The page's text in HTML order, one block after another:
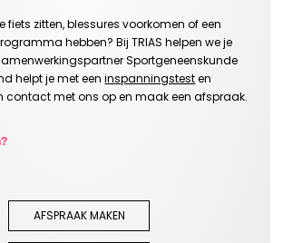
fiets zitten, blessures voorkomen of een
hebben? Bij TRIAS helpen we je
Sportgeneenskunde
helpt je met eeninspanningstesten
contact met ons op en maak een afspraak.
AFSPRAAK MAKEN